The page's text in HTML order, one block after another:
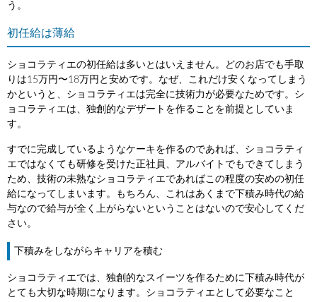
う。
初任給は薄給
ショコラティエの初任給は多いとはいえません。どのお店でも手取
りは15万円〜18万円と安めです。なぜ、これだけ安くなってしまう
かというと、ショコラティエは完全に技術力が必要なためです。シ
ョコラティエは、独創的なデザートを作ることを前提としていま
す。
すでに完成しているようなケーキを作るのであれば、ショコラティ
エではなくても研修を受けた正社員、アルバイトでもできてしまう
ため、技術の未熟なショコラティエであればこの程度の安めの初任
給になってしまいます。もちろん、これはあくまで下積み時代の給
与なので給与が全く上がらないということはないので安心してくだ
さい。
下積みをしながらキャリアを積む
ショコラティエでは、独創的なスイーツを作るために下積み時代が
とても大切な時期になります。ショコラティエとして必要なこと